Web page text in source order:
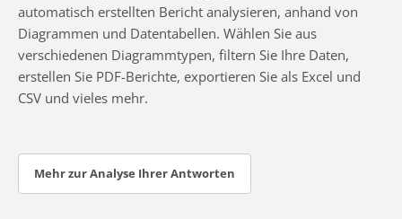
automatisch erstellten Bericht analysieren, anhand von
Diagrammen und Datentabellen. Wählen Sie aus
verschiedenen Diagrammtypen, filtern Sie Ihre Daten,
erstellen Sie PDF-Berichte, exportieren Sie als Excel und
CSV und vieles mehr.
Mehr zur Analyse Ihrer Antworten